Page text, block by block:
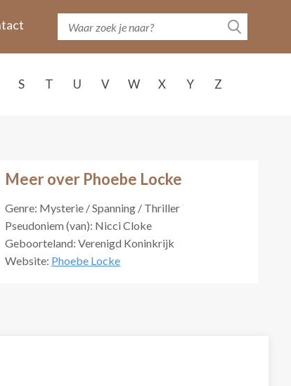
S T U V W X Y Z
Meer over Phoebe Locke
Genre: Mysterie / Spanning / Thriller
Pseudoniem (van): Nicci Cloke
Geboorteland: Verenigd Koninkrijk
Website: Phoebe Locke